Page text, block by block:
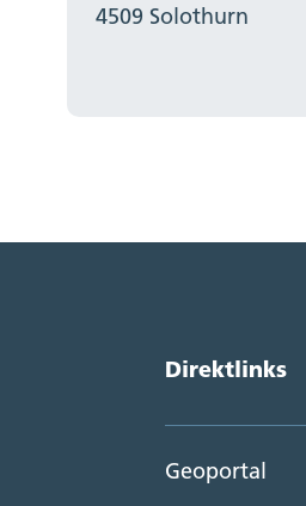
4509 Solothurn
Direktlinks
Geoportal